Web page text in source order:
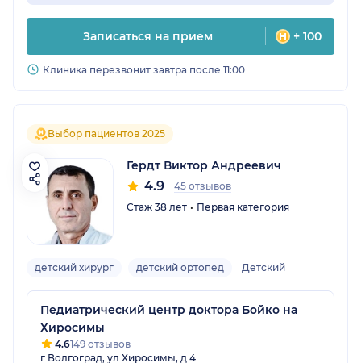
Записаться на прием + 100
Клиника перезвонит завтра после 11:00
Выбор пациентов 2025
Гердт Виктор Андреевич
4.9
45 отзывов
Стаж 38 лет
Первая категория
детский хирург детский ортопед Детский
Педиатрический центр доктора Бойко на
Хиросимы
4.6149 отзывов
г Волгоград, ул Хиросимы, д 4